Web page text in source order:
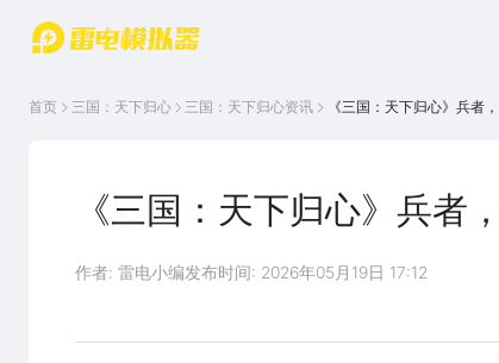
首页
游戏中
心
雷
首页 三国：天下归心 三国：天下归心资讯 《三国：天下归心》兵
《三国：天下归心》兵
作者: 雷电小编发布时间: 2026年05月19日 17:12